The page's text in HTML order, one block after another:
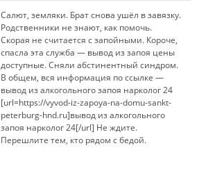
Салют, земляки. Брат снова ушёл в завязку.
Родственники не знают, как помочь.
Скорая не считается с запойными. Короче,
спасла эта служба — вывод из запоя цены
доступные. Сняли абстинентный синдром.
В общем, вся информация по ссылке —
вывод из алкогольного запоя нарколог 24
[url=https://vyvod-iz-zapoya-na-domu-sankt-
peterburg-hnd.ru]вывод из алкогольного
запоя нарколог 24[/url] Не ждите.
Перешлите тем, кто рядом с бедой.